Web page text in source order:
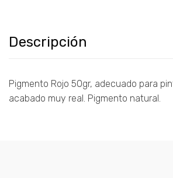
Descripción
Pigmento Rojo 50gr, adecuado para
acabado muy real. Pigmento natural.